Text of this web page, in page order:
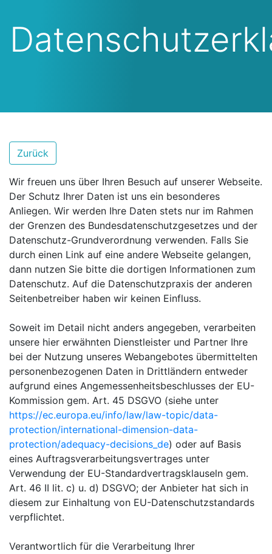
Zurück
Wir freuen uns über Ihren Besuch auf unserer Webseite.
Der Schutz Ihrer Daten ist uns ein besonderes
Anliegen. Wir werden Ihre Daten stets nur im Rahmen
der Grenzen des Bundesdatenschutzgesetzes und der
Datenschutz-Grundverordnung verwenden. Falls Sie
durch einen Link auf eine andere Webseite gelangen,
dann nutzen Sie bitte die dortigen Informationen zum
Datenschutz. Auf die Datenschutzpraxis der anderen
Seitenbetreiber haben wir keinen Einfluss.
Soweit im Detail nicht anders angegeben, verarbeiten
unsere hier erwähnten Dienstleister und Partner Ihre
bei der Nutzung unseres Webangebotes übermittelten
personenbezogenen Daten in Drittländern entweder
aufgrund eines Angemessenheitsbeschlusses der EU-
Kommission gem. Art. 45 DSGVO (siehe unter
https://ec.europa.eu/info/law/law-topic/data-
protection/international-dimension-data-
protection/adequacy-decisions_de) oder auf Basis
eines Auftragsverarbeitungsvertrages unter
Verwendung der EU-Standardvertragsklauseln gem.
Art. 46 II lit. c) u. d) DSGVO; der Anbieter hat sich in
diesem zur Einhaltung von EU-Datenschutzstandards
verpflichtet.
Verantwortlich für die Verarbeitung Ihrer